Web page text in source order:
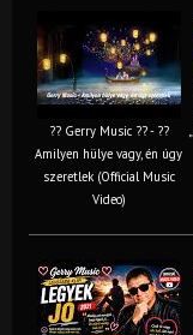
?? Gerry Music ?? - ??
Amilyen hülye vagy, én úgy
szeretlek (Official Music
Video)